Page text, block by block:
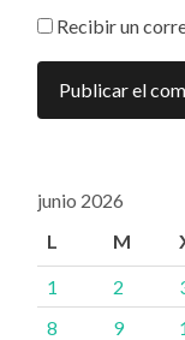
Recibir un
junio 2026
L
M
1 2
8
9